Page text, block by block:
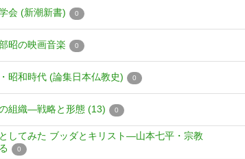
会 (新潮新書) 0
昭の映画音楽 0
昭和時代 (論集日本仏教史) 0
組織—戦略と形態 (13) 0
してみた ブッダとキリスト—山本七平・宗教
0